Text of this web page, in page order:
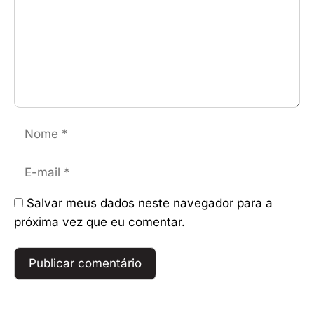
mail
Salvar meus dados neste navegador para a
próxima vez que eu comentar.